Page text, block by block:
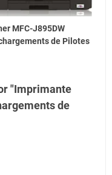
MFC-J895DW
de Pilotes
"Imprimante
de